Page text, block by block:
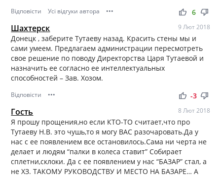
Відповісти Усі відгуки автора ••• thumb_up thumb_down
6
Шахтерск 9 Лют 2018
Донецк , заберите Тутаеву назад. Красить стены мы и
сами умеем. Предлагаем администрации пересмотреть
свое решение по поводу Директорства Царя Тутаевой и
назначить ее согласно ее интеллектуальных
способностей – Зав. Хозом.
Відповісти ••• thumb_up thumb_down
-3
Гость 8 Лют 2018
Я прошу прощения,но если КТО-ТО считает,что про
Тутаеву Н.В. это чушь,то я могу ВАС разочаровать.Да у
нас с ее появлением все остановилось.Сама ни черта не
делает и людям “палки в колеса ставит” Собирает
сплетни,склоки. Да с ее появлением у нас “БАЗАР” стал, а
не ХЗ. ТАКОМУ РУКОВОДСТВУ И МЕСТО НА БАЗАРЕ… А